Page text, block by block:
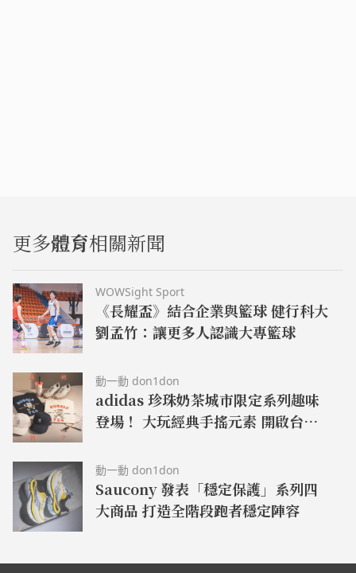
更多體育相關新聞
WOWSight Sport
《長耀盃》結合企業與籃球 健行科大
劉孟竹：讓更多人認識大專籃球
動一動 don1don
adidas 珍珠奶茶城市限定系列趣味
登場！ 大玩經典手搖元素 開啟台味
動一動 don1don
Saucony 發表「穩定保護」系列四
大商品 打造全階段跑者穩定陣容